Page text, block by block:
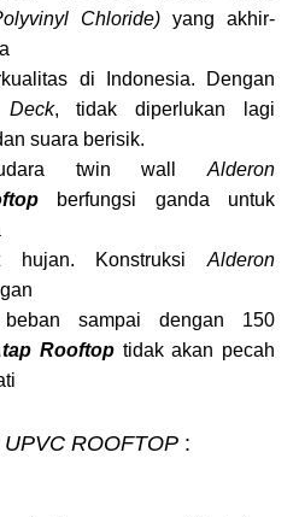
Chloride) yang akhir-
di Indonesia. Dengan
Deck, tidak diperlukan lagi
suara berisik.
udara twin wall Alderon
berfungsi ganda untuk
hujan. Konstruksi Alderon
beban sampai dengan 150
Rooftoptidak akan pecah
UPVC ROOFTOP :